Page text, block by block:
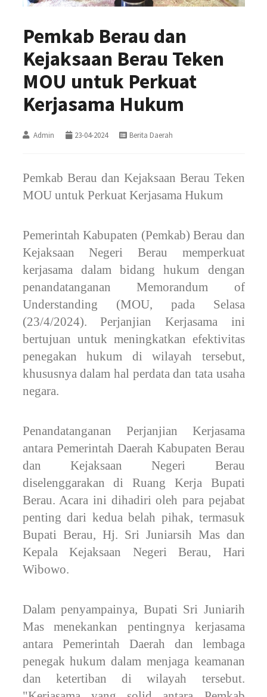
Pemkab Berau dan
Kejaksaan Berau Teken
MOU untuk Perkuat
Kerjasama Hukum
Admin 23-04-2024 Berita Daerah
Pemkab Berau dan Kejaksaan Berau Teken
MOU untuk Perkuat Kerjasama Hukum
Pemerintah Kabupaten (Pemkab) Berau dan
Kejaksaan Negeri Berau memperkuat
kerjasama dalam bidang hukum dengan
penandatanganan Memorandum of
Understanding (MOU, pada Selasa
(23/4/2024). Perjanjian Kerjasama ini
bertujuan untuk meningkatkan efektivitas
penegakan hukum di wilayah tersebut,
khususnya dalam hal perdata dan tata usaha
negara.
Penandatanganan Perjanjian Kerjasama
antara Pemerintah Daerah Kabupaten Berau
dan Kejaksaan Negeri Berau
diselenggarakan di Ruang Kerja Bupati
Berau. Acara ini dihadiri oleh para pejabat
penting dari kedua belah pihak, termasuk
Bupati Berau, Hj. Sri Juniarsih Mas dan
Kepala Kejaksaan Negeri Berau, Hari
Wibowo.
Dalam penyampainya, Bupati Sri Juniarih
Mas menekankan pentingnya kerjasama
antara Pemerintah Daerah dan lembaga
penegak hukum dalam menjaga keamanan
dan ketertiban di wilayah tersebut.